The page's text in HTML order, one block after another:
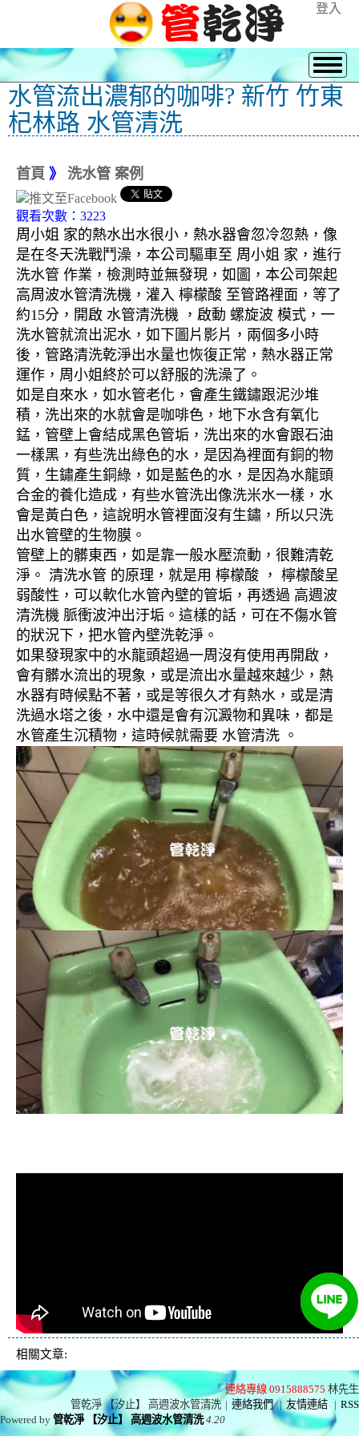
登入
水管流出濃郁的咖啡? 新竹 竹東
杞林路 水管清洗
首頁 》 洗水管 案例
觀看次數：3223
周小姐 家的熱水出水很小，熱水器會忽冷忽熱，像
是在冬天洗戰鬥澡，本公司驅車至 周小姐 家，進行
洗水管 作業，檢測時並無發現，如圖，本公司架起
高周波水管清洗機，灌入 檸檬酸 至管路裡面，等了
約15分，開啟 水管清洗機 ，啟動 螺旋波 模式，一
洗水管就流出泥水，如下圖片影片，兩個多小時
後，管路清洗乾淨出水量也恢復正常，熱水器正常
運作，周小姐終於可以舒服的洗澡了。
如是自來水，如水管老化，會產生鐵鏽跟泥沙堆
積，洗出來的水就會是咖啡色，地下水含有氧化
錳，管壁上會結成黑色管垢，洗出來的水會跟石油
一樣黑，有些洗出綠色的水，是因為裡面有銅的物
質，生鏽產生銅綠，如是藍色的水，是因為水龍頭
合金的養化造成，有些水管洗出像洗米水一樣，水
會是黃白色，這說明水管裡面沒有生鏽，所以只洗
出水管壁的生物膜。
管壁上的髒東西，如是靠一般水壓流動，很難清乾
淨。 清洗水管 的原理，就是用 檸檬酸 ， 檸檬酸呈
弱酸性，可以軟化水管內壁的管垢，再透過 高週波
清洗機 脈衝波沖出汙垢。這樣的話，可在不傷水管
的狀況下，把水管內壁洗乾淨。
如果發現家中的水龍頭超過一周沒有使用再開啟，
會有髒水流出的現象，或是流出水量越來越少，熱
水器有時候點不著，或是等很久才有熱水，或是清
洗過水塔之後，水中還是會有沉澱物和異味，都是
水管產生沉積物，這時候就需要 水管清洗 。
相關文章:
連絡專線 0915888575 林先生
管乾淨 【汐止】 高週波水管清洗 | 連絡我們 | 友情連結 | RSS
Powered by管乾淨 【汐止】 高週波水管清洗 4.20